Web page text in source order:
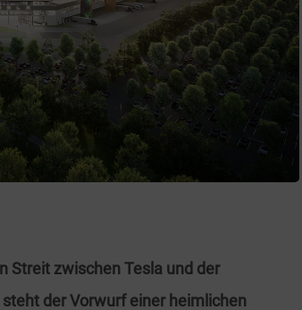
Streit zwischen Tesla und der
der Vorwurf einer heimlichen